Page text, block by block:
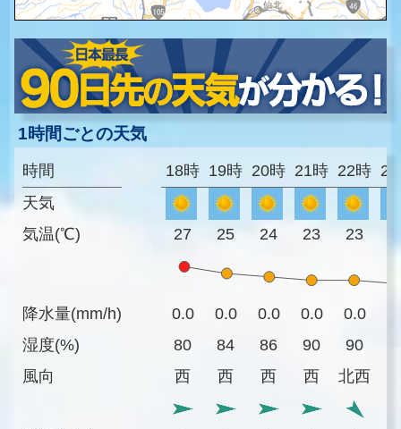
1時間ごとの天気
時間
天気
気温(℃)
降水量(mm/h)
湿度(%)
風向
18時 19時 20時 21時 22時
27 25 24 23 23
0.0 0.0 0.0 0.0 0.0
80
84 86 90 90
西
西 西 西 北西